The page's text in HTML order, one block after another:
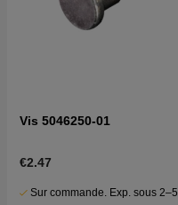
Vis 5046250-01
€2.47
Sur commande. Exp. sous 2–5